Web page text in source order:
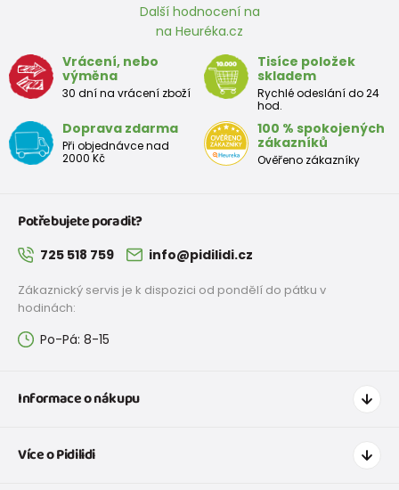
Další hodnocení na
na Heuréka.cz
Vrácení, nebo
výměna
30 dní na vrácení zboží
Tisíce položek
skladem
Rychlé odeslání do 24
hod.
Doprava zdarma
Při objednávce nad
2000 Kč
100 % spokojených
zákazníků
Ověřeno zákazníky
Potřebujete poradit?
725 518 759 info@pidilidi.cz
Zákaznický servis je k dispozici od pondělí do pátku v
hodinách:
Po-Pá: 8-15
Informace o nákupu
Doprava a platba
Více o Pidilidi